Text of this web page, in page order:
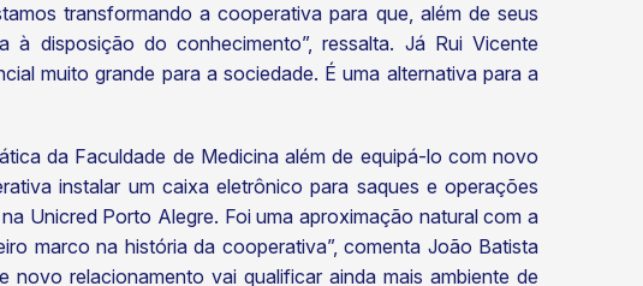
transformando a cooperativa para que, além de seus
disposição do conhecimento”, ressalta. Já Rui Vicente
muito grande para a sociedade. É uma alternativa para a
da Faculdade de Medicina além de equipá-lo com novo
instalar um caixa eletrônico para saques e operações
Unicred Porto Alegre. Foi uma aproximação natural com a
marco na história da cooperativa”, comenta João Batista
relacionamento vai qualificar ainda mais ambiente de